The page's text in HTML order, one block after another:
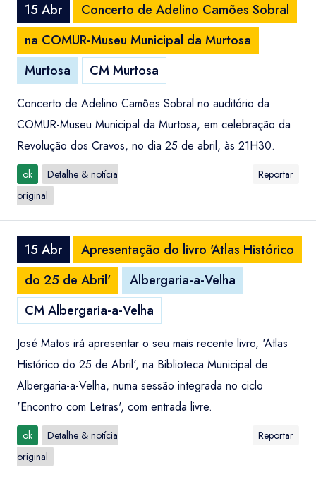
15 Abr
Concerto de Adelino Camões Sobral
na COMUR-Museu Municipal da Murtosa
Murtosa
CM Murtosa
Concerto de Adelino Camões Sobral no auditório da
COMUR-Museu Municipal da Murtosa, em celebração da
Revolução dos Cravos, no dia 25 de abril, às 21H30.
ok
Detalhe & notícia
original
Reportar
15 Abr
Apresentação do livro 'Atlas Histórico
do 25 de Abril'
Albergaria-a-Velha
CM Albergaria-a-Velha
José Matos irá apresentar o seu mais recente livro, 'Atlas
Histórico do 25 de Abril', na Biblioteca Municipal de
Albergaria-a-Velha, numa sessão integrada no ciclo
'Encontro com Letras', com entrada livre.
ok
Detalhe & notícia
original
Reportar